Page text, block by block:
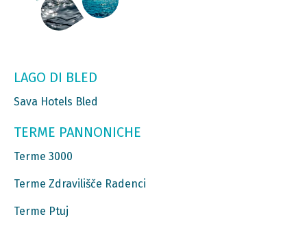
LAGO DI BLED
Sava Hotels Bled
TERME PANNONICHE
Terme 3000
Terme Zdravilišče Radenci
Terme Ptuj